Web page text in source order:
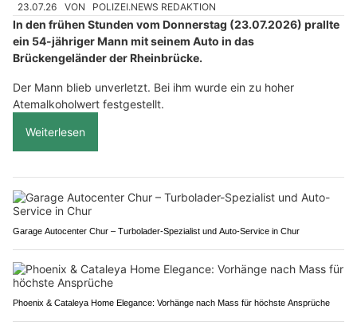
23.07.26 VON POLIZEI.NEWS REDAKTION
In den frühen Stunden vom Donnerstag (23.07.2026) prallte
ein 54-jähriger Mann mit seinem Auto in das
Brückengeländer der Rheinbrücke.
Der Mann blieb unverletzt. Bei ihm wurde ein zu hoher
Atemalkoholwert festgestellt.
Weiterlesen
Garage Autocenter Chur – Turbolader-Spezialist und Auto-Service in Chur
Phoenix & Cataleya Home Elegance: Vorhänge nach Mass für höchste Ansprüche